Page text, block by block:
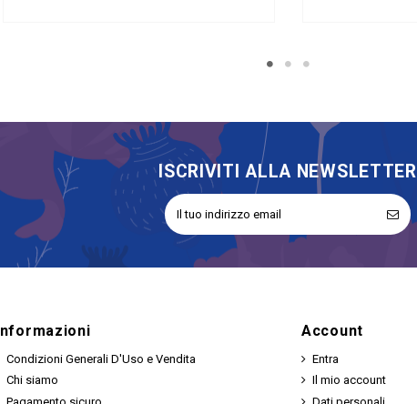
ISCRIVITI ALLA NEWSLETTER
Informazioni
Condizioni Generali D'Uso e Vendita
Chi siamo
Account
Entra
Il mio account